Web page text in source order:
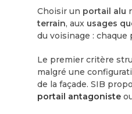
Choisir un portail alu
terrain, aux usages
du voisinage :
Le premier critère
malgré une
de la façade. SIB
portail antagoniste